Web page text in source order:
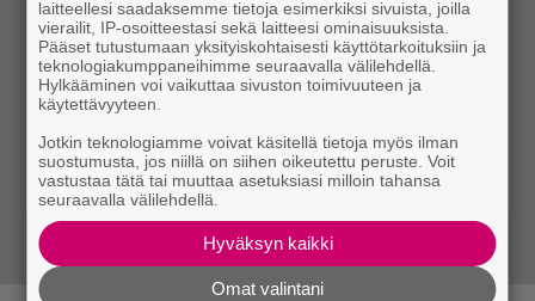
laitteellesi saadaksemme tietoja esimerkiksi sivuista, joilla
vierailit, IP-osoitteestasi sekä laitteesi ominaisuuksista.
Pääset tutustumaan yksityiskohtaisesti käyttötarkoituksiin ja
teknologiakumppaneihimme seuraavalla välilehdellä.
Hylkääminen voi vaikuttaa sivuston toimivuuteen ja
käytettävyyteen.
Jotkin teknologiamme voivat käsitellä tietoja myös ilman
suostumusta, jos niillä on siihen oikeutettu peruste. Voit
vastustaa tätä tai muuttaa asetuksiasi milloin tahansa
seuraavalla välilehdellä.
Hyväksyn kaikki
Omat valintani